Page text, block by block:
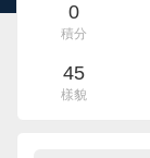
0
積分
45
樣貌